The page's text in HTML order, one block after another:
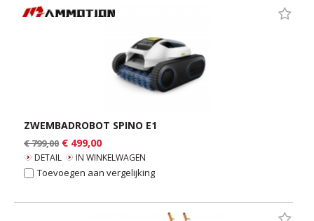
ZWEMBADROBOT SPINO E1
€ 799,00 € 499,00
DETAIL IN WINKELWAGEN
Toevoegen aan vergelijking